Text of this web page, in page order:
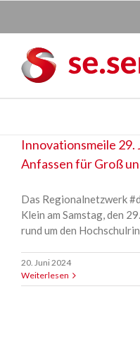
Innovationsmeile 29.
Anfassen für Groß
Das Regionalnetzwerk
Klein am Samstag, den
rund um den
20. Juni 2024
Weiterlesen